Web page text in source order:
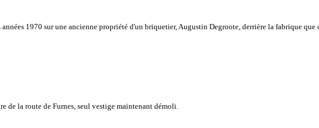
années 1970 sur une ancienne propriété d'un briquetier, Augustin Degroote, derrière la fabrique
de la route de Furnes, seul vestige maintenant démoli.